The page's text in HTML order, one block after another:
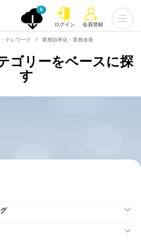
0
ログイン 会員登録
テレワーク 業務効率化・業務改善
ゴリーをベースに探
す